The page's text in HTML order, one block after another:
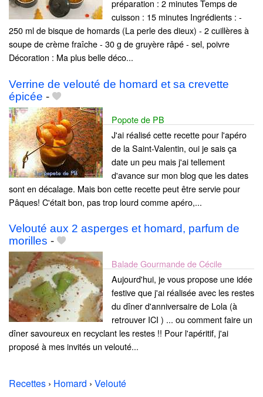
préparation : 2 minutes Temps de
cuisson : 15 minutes Ingrédients : -
250 ml de bisque de homards (La perle des dieux) - 2 cuillères à
soupe de crème fraîche - 30 g de gruyère râpé - sel, poivre
Décoration : Ma plus belle déco...
Verrine de velouté de homard et sa crevette
épicée -
Popote de PB
J'ai réalisé cette recette pour l'apéro
de la Saint-Valentin, oui je sais ça
date un peu mais j'ai tellement
d'avance sur mon blog que les dates
sont en décalage. Mais bon cette recette peut être servie pour
Pâques! C'était bon, pas trop lourd comme apéro,...
Velouté aux 2 asperges et homard, parfum de
morilles -
Balade Gourmande de Cécile
Aujourd'hui, je vous propose une idée
festive que j'ai réalisée avec les restes
du dîner d'anniversaire de Lola (à
retrouver ICI ) ... ou comment faire un
dîner savoureux en recyclant les restes !! Pour l'apéritif, j'ai
proposé à mes invités un velouté...
Recettes › Homard › Velouté